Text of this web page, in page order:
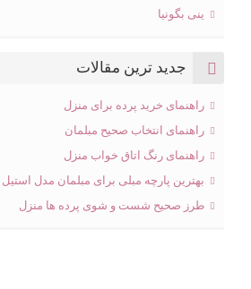
ینی بگونیا
جدید ترین مقالات
راهنمای خرید پرده برای منزل
راهنمای انتخاب صحیح مبلمان
راهنمای رنگ اتاق خواب منزل
بهترین پارچه مبلی برای مبلمان مدل استیل
طرز صحیح شست و شوی پرده ها منزل